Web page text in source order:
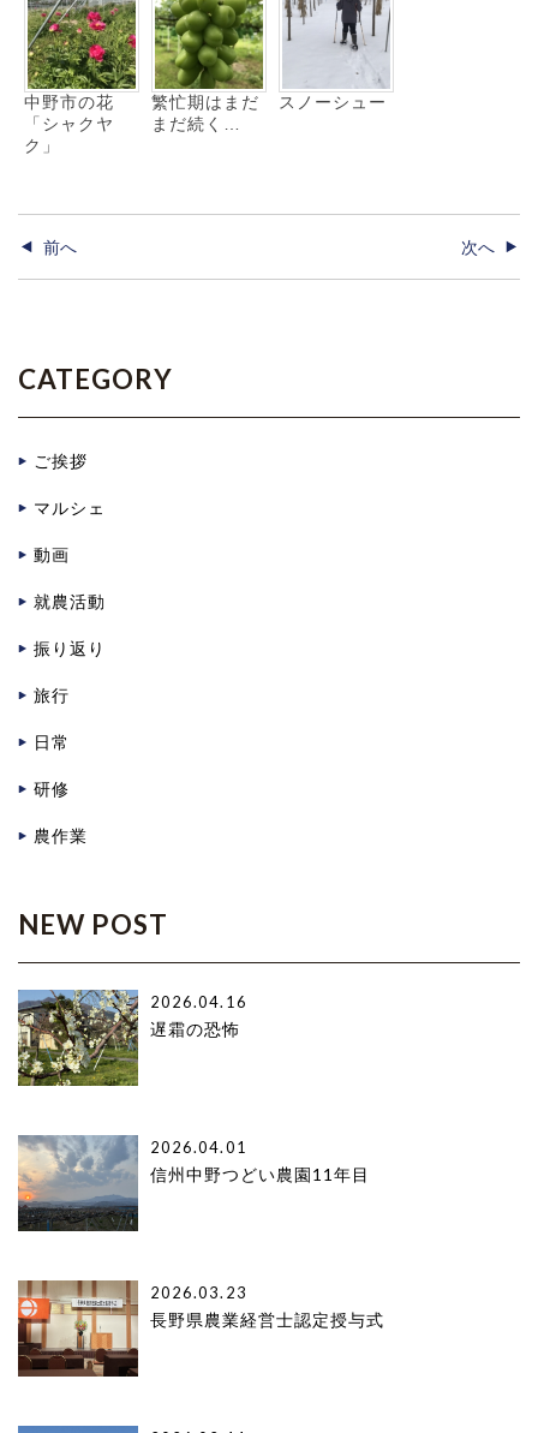
中野市の花
「シャクヤ
ク」
繁忙期はまだ
まだ続く…
スノーシュー
前へ 次へ
CATEGORY
ご挨拶
マルシェ
動画
就農活動
振り返り
旅行
日常
研修
農作業
NEW POST
2026.04.16
遅霜の恐怖
2026.04.01
信州中野つどい農園11年目
2026.03.23
長野県農業経営士認定授与式